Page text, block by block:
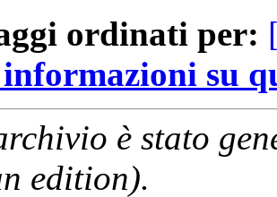
ordinati per:
su
è stato
edition).